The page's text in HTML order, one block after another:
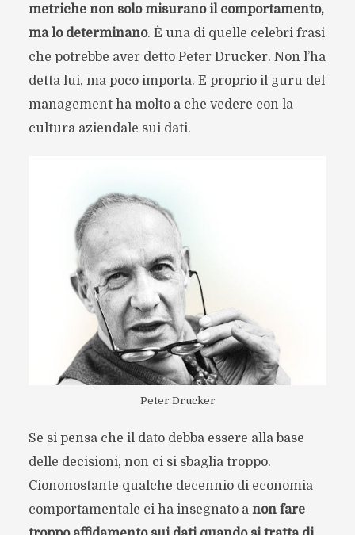
metriche non solo misurano il comportamento,
ma lo determinano. È una di quelle celebri frasi
che potrebbe aver detto Peter Drucker. Non l’ha
detta lui, ma poco importa. E proprio il guru del
management ha molto a che vedere con la
cultura aziendale sui dati.
Peter Drucker
Se si pensa che il dato debba essere alla base
delle decisioni, non ci si sbaglia troppo.
Ciononostante qualche decennio di economia
comportamentale ci ha insegnato a non fare